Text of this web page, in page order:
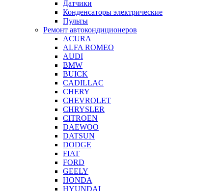
Датчики
Конденсаторы электрические
Пульты
Ремонт автокондиционеров
ACURA
ALFA ROMEO
AUDI
BMW
BUICK
CADILLAC
CHERY
CHEVROLET
CHRYSLER
CITROEN
DAEWOO
DATSUN
DODGE
FIAT
FORD
GEELY
HONDA
HYUNDAI